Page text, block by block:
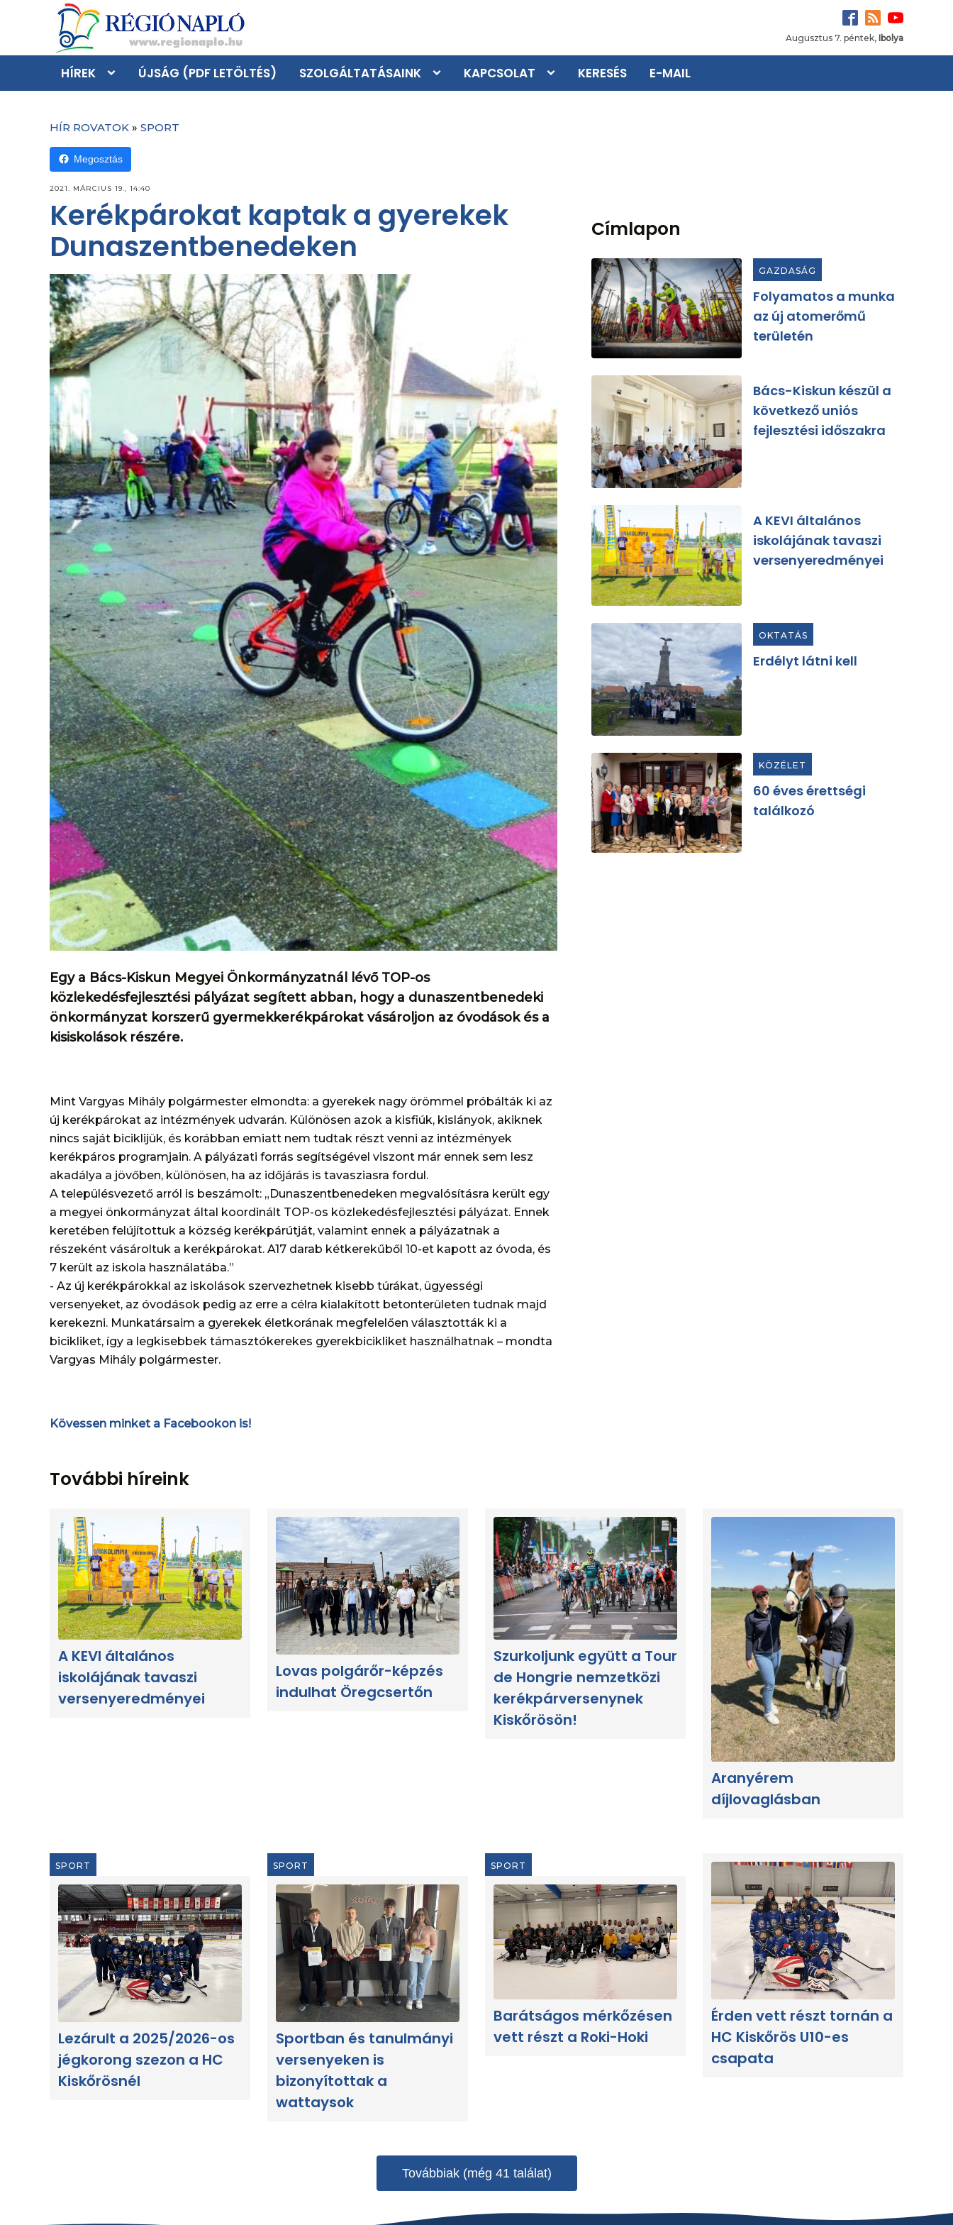
Augusztus 7. péntek, Ibolya
HÍREK ÚJSÁG (PDF LETÖLTÉS) SZOLGÁLTATÁSAINK KAPCSOLAT KERESÉS E-MAIL
HÍR ROVATOK » SPORT
Megosztás
2021. MÁRCIUS 19., 14:40
Kerékpárokat kaptak a gyerekek
Dunaszentbenedeken
Egy a Bács-Kiskun Megyei Önkormányzatnál lévő TOP-os
közlekedésfejlesztési pályázat segített abban, hogy a dunaszentbenedeki
önkormányzat korszerű gyermekkerékpárokat vásároljon az óvodások és a
kisiskolások részére.
Mint Vargyas Mihály polgármester elmondta: a gyerekek nagy örömmel próbálták ki az
új kerékpárokat az intézmények udvarán. Különösen azok a kisfiúk, kislányok, akiknek
nincs saját biciklijük, és korábban emiatt nem tudtak részt venni az intézmények
kerékpáros programjain. A pályázati forrás segítségével viszont már ennek sem lesz
akadálya a jövőben, különösen, ha az időjárás is tavasziasra fordul.
A településvezető arról is beszámolt: „Dunaszentbenedeken megvalósításra került egy
a megyei önkormányzat által koordinált TOP-os közlekedésfejlesztési pályázat. Ennek
keretében felújítottuk a község kerékpárútját, valamint ennek a pályázatnak a
részeként vásároltuk a kerékpárokat. A17 darab kétkerekűből 10-et kapott az óvoda, és
7 került az iskola használatába.”
- Az új kerékpárokkal az iskolások szervezhetnek kisebb túrákat, ügyességi
versenyeket, az óvodások pedig az erre a célra kialakított betonterületen tudnak majd
kerekezni. Munkatársaim a gyerekek életkorának megfelelően választották ki a
bicikliket, így a legkisebbek támasztókerekes gyerekbicikliket használhatnak – mondta
Vargyas Mihály polgármester.
Kövessen minket a Facebookon is!
Címlapon
GAZDASÁG
Folyamatos a munka
az új atomerőmű
területén
Bács-Kiskun készül a
következő uniós
fejlesztési időszakra
A KEVI általános
iskolájának tavaszi
versenyeredményei
OKTATÁS
Erdélyt látni kell
KÖZÉLET
60 éves érettségi
találkozó
További híreink
A KEVI általános
iskolájának tavaszi
versenyeredményei
Lovas polgárőr-képzés
indulhat Öregcsertőn
Szurkoljunk együtt a Tour
de Hongrie nemzetközi
kerékpárversenynek
Kiskőrösön!
Aranyérem
díjlovaglásban
SPORT
Lezárult a 2025/2026-os
jégkorong szezon a HC
Kiskőrösnél
SPORT
Sportban és tanulmányi
versenyeken is
bizonyítottak a
wattaysok
SPORT
Barátságos mérkőzésen
vett részt a Roki-Hoki
Érden vett részt tornán a
HC Kiskőrös U10-es
csapata
Továbbiak (még 41 találat)